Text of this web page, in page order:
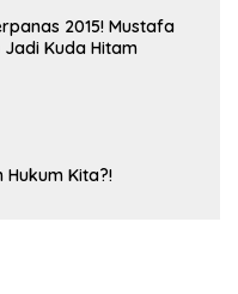
2015! Mustafa
Jadi Kuda Hitam
Hukum Kita?!